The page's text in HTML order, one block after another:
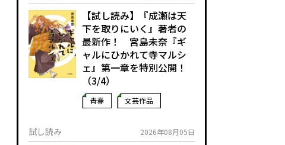
【試し読み】『成瀬は天
下を取りにいく』著者の
最新作！ 宮島未奈『ギ
ャルにひかれて寺マルシ
ェ』第一章を特別公開！
（3/4）
青春 文芸作品
試し読み 2026年08月05日